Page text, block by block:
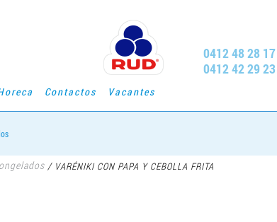
0412 48 28 17
0412 42 29 23
Contactos Vacantes
/VARÉNIKI CON PAPA Y CEBOLLA FRITA